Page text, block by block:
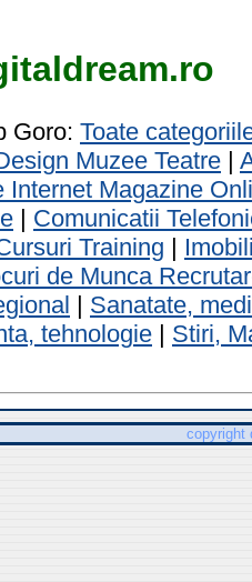
Goro: Toate
Muzee Teatre |
Internet Magazine
| Comunicatii
Training |
de Munca
| Sanatate,
tehnologie | Stiri,
copyright